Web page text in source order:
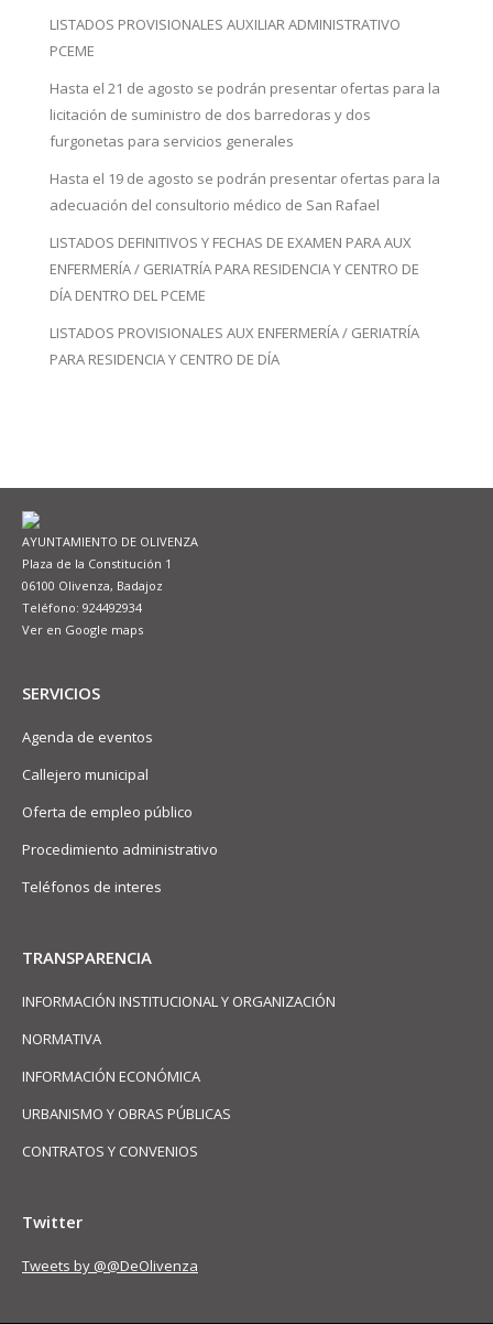
LISTADOS PROVISIONALES AUXILIAR ADMINISTRATIVO
PCEME
Hasta el 21 de agosto se podrán presentar ofertas para la
licitación de suministro de dos barredoras y dos
furgonetas para servicios generales
Hasta el 19 de agosto se podrán presentar ofertas para la
adecuación del consultorio médico de San Rafael
LISTADOS DEFINITIVOS Y FECHAS DE EXAMEN PARA AUX
ENFERMERÍA / GERIATRÍA PARA RESIDENCIA Y CENTRO DE
DÍA DENTRO DEL PCEME
LISTADOS PROVISIONALES AUX ENFERMERÍA / GERIATRÍA
PARA RESIDENCIA Y CENTRO DE DÍA
AYUNTAMIENTO DE OLIVENZA
Plaza de la Constitución 1
06100 Olivenza, Badajoz
Teléfono: 924492934
Ver en Google maps
SERVICIOS
Agenda de eventos
Callejero municipal
Oferta de empleo público
Procedimiento administrativo
Teléfonos de interes
TRANSPARENCIA
INFORMACIÓN INSTITUCIONAL Y ORGANIZACIÓN
NORMATIVA
INFORMACIÓN ECONÓMICA
URBANISMO Y OBRAS PÚBLICAS
CONTRATOS Y CONVENIOS
Twitter
Tweets by @@DeOlivenza